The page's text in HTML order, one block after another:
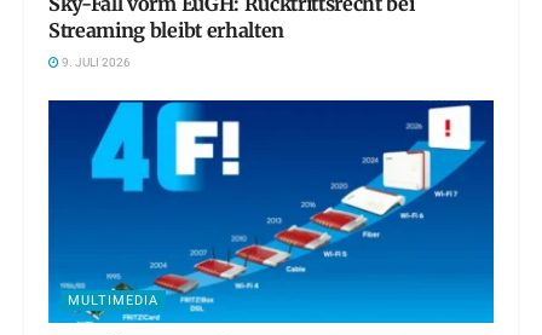
Streaming bleibt erhalten
9. JULI 2026
MULTIMEDIA